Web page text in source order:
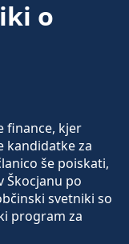
o
finance, kjer
kandidatke za
še poiskati,
Škocjanu po
svetniki so
program za